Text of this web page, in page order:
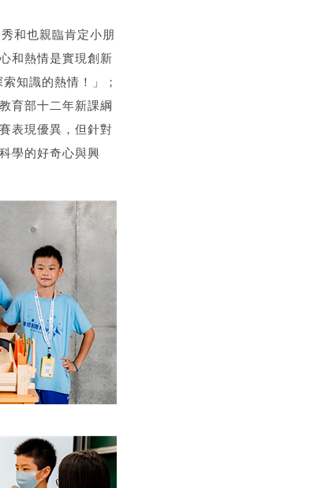
和也親臨肯定小朋
和熱情是實現創新
知識的熱情！」；
育部十二年新課綱
表現優異，但針對
學的好奇心與興